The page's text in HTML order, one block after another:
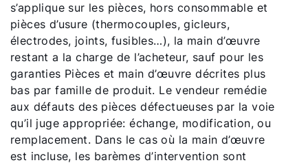
s’applique sur les pièces, hors consommable et
pièces d’usure (thermocouples, gicleurs,
électrodes, joints, fusibles…), la main d’œuvre
restant a la charge de l’acheteur, sauf pour les
garanties Pièces et main d’œuvre décrites plus
bas par famille de produit. Le vendeur remédie
aux défauts des pièces défectueuses par la voie
qu’il juge appropriée: échange, modification, ou
remplacement. Dans le cas où la main d’œuvre
est incluse, les barèmes d’intervention sont